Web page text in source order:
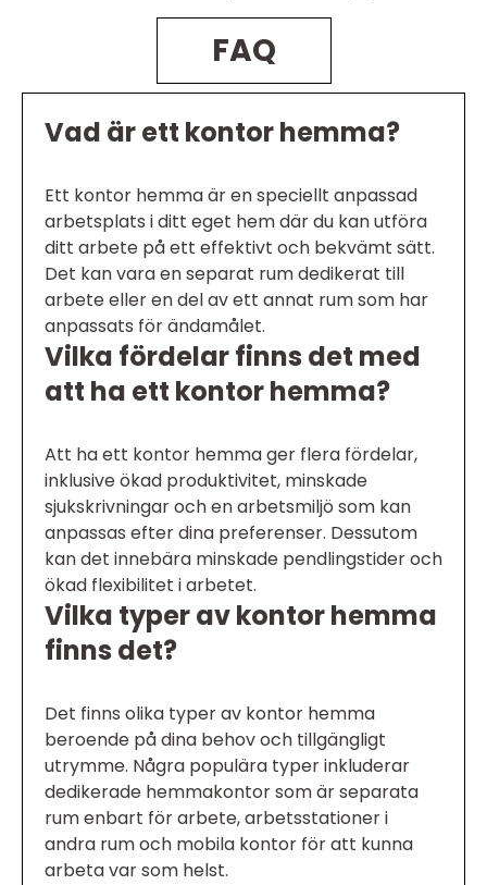
FAQ
Vad är ett kontor hemma?
Ett kontor hemma är en speciellt anpassad
arbetsplats i ditt eget hem där du kan utföra
ditt arbete på ett effektivt och bekvämt sätt.
Det kan vara en separat rum dedikerat till
arbete eller en del av ett annat rum som har
anpassats för ändamålet.
Vilka fördelar finns det med
att ha ett kontor hemma?
Att ha ett kontor hemma ger flera fördelar,
inklusive ökad produktivitet, minskade
sjukskrivningar och en arbetsmiljö som kan
anpassas efter dina preferenser. Dessutom
kan det innebära minskade pendlingstider och
ökad flexibilitet i arbetet.
Vilka typer av kontor hemma
finns det?
Det finns olika typer av kontor hemma
beroende på dina behov och tillgängligt
utrymme. Några populära typer inkluderar
dedikerade hemmakontor som är separata
rum enbart för arbete, arbetsstationer i
andra rum och mobila kontor för att kunna
arbeta var som helst.